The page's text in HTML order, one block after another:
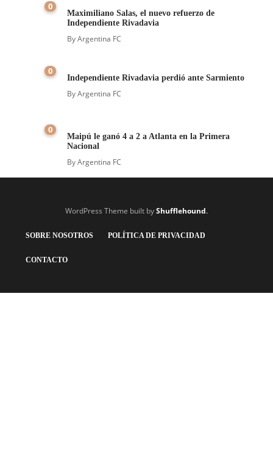
0
Maximiliano Salas, el nuevo refuerzo de
Independiente Rivadavia
ByArgentina FC
0
Independiente Rivadavia perdió ante Sarmiento
ByArgentina FC
0
Maipú le ganó 4 a 2 a Atlanta en la Primera
Nacional
ByArgentina FC
WordPress Theme built byShufflehound.
SOBRE NOSOTROS POLÍTICA DE PRIVACIDAD
CONTACTO